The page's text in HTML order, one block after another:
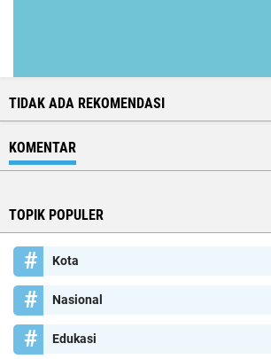
TIDAK ADA REKOMENDASI
KOMENTAR
TOPIK POPULER
Kota
Nasional
Edukasi